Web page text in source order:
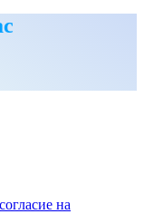
согласие на